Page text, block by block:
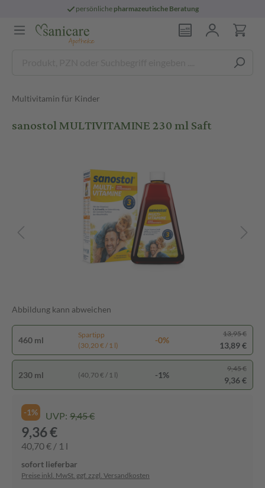
persönliche pharmazeutische Beratung
Multivitamin für Kinder
sanostol MULTIVITAMINE 230 ml Saft
Abbildung kann abweichen
460 ml
Spartipp
(30,20 € / 1 l)
-0%
13,95 €
13,89 €
230 ml (40,70 € / 1 l) -1%
9,45 €
9,36 €
-1% UVP: 9,45 €
9,36 €
40,70 € / 1 l
sofort lieferbar
Preise inkl. MwSt. ggf. zzgl. Versandkosten